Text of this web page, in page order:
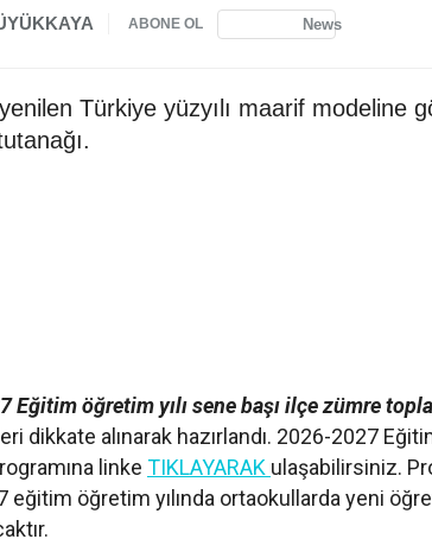
ABONE OL News
Türkiye yüzyılı maarif modeline
Eğitim öğretim yılı sene başı ilçe zümre
dikkate alınarak hazırlandı. 2026-2027
linke TIKLAYARAK ulaşabilirsiniz.
eğitim öğretim yılında ortaokullarda yeni